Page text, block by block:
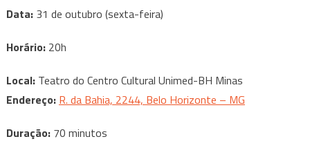
Data:31 de outubro (sexta-feira)
Horário:20h
Local:Teatro do Centro Cultural Unimed-BH Minas
Endereço: R. da Bahia, 2244, Belo Horizonte – MG
Duração:70 minutos